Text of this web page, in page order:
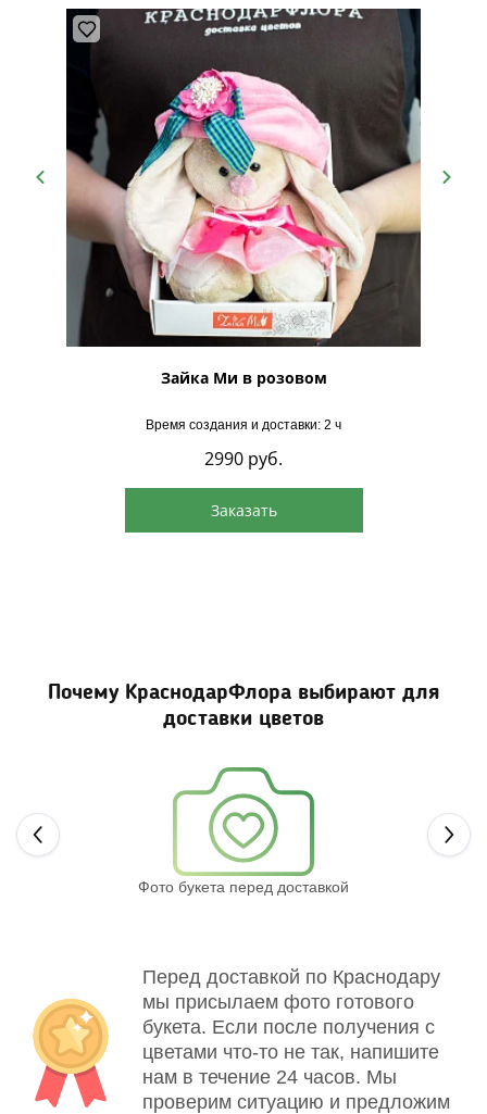
Зайка Ми в розовом
Время создания и доставки: 2 ч
2990 руб.
Заказать
Почему КраснодарФлора выбирают для
доставки цветов
Фото букета перед доставкой
Перед доставкой по Краснодару
мы присылаем фото готового
букета. Если после получения с
цветами что-то не так, напишите
нам в течение 24 часов. Мы
проверим ситуацию и предложим